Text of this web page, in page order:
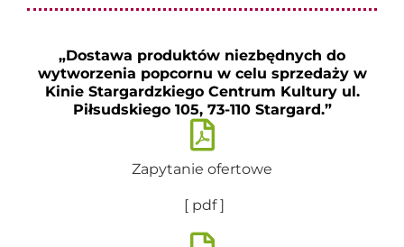
„Dostawa produktów niezbędnych do
wytworzenia popcornu w celu sprzedaży w
Kinie Stargardzkiego Centrum Kultury ul.
Piłsudskiego 105, 73-110 Stargard.”
Zapytanie ofertowe
[ pdf ]